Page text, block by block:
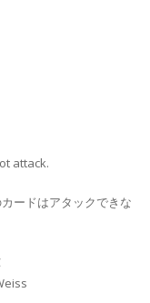
attack.
ードはアタックできな